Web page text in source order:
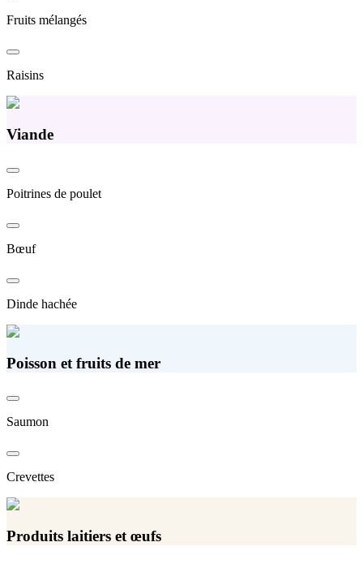
Fruits mélangés
Raisins
Viande
Poitrines de poulet
Bœuf
Dinde hachée
Poisson et fruits de mer
Saumon
Crevettes
Produits laitiers et œufs